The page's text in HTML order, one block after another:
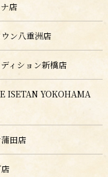
店
ン八重洲店
ィション新橋店
ISETAN YOKOHAMA
田店